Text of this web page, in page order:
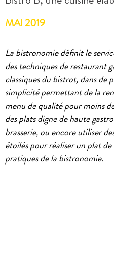
MAI 2019
La bistronomie définit le
des techniques de restaurant
classiques du bistrot, dans de
simplicité permettant de la
menu de qualité pour moins
des plats digne de haute
brasserie, ou encore utiliser
étoilés pour réaliser un plat
pratiques de la bistronomie.